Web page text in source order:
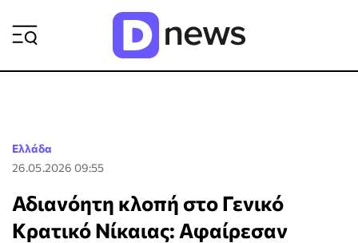
Ελλάδα
26.05.2026 09:55
Αδιανόητη κλοπή στο Γενικό
Κρατικό Νίκαιας: Αφαίρεσαν